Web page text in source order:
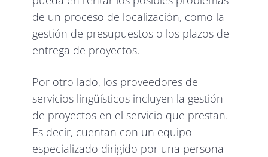
de un proceso de localización, como la
gestión de presupuestos o los plazos de
entrega de proyectos.
Por otro lado, los proveedores de
servicios lingüísticos incluyen la gestión
de proyectos en el servicio que prestan.
Es decir, cuentan con un equipo
especializado dirigido por una persona